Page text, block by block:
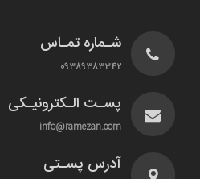
شـماره تمـاس
۰۹۳۸۹۳۸۳۳۴۲
پسـت الـکترونیـکی
info@ramezan.com
آدرس پسـتی